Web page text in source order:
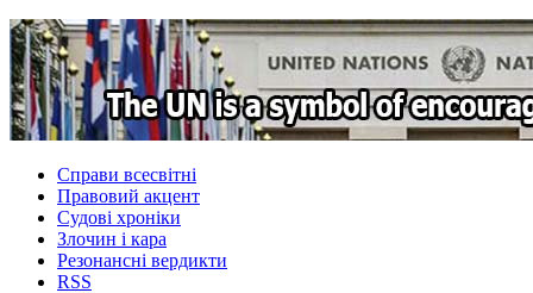
Справи всесвітні
Правовий акцент
Судові хроніки
Злочин і кара
Резонансні вердикти
RSS